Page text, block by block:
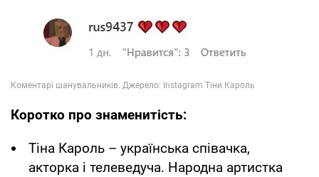
Коротко про знаменитість:
Тіна Кароль – українська співачка,
акторка і телеведуча. Народна артистка